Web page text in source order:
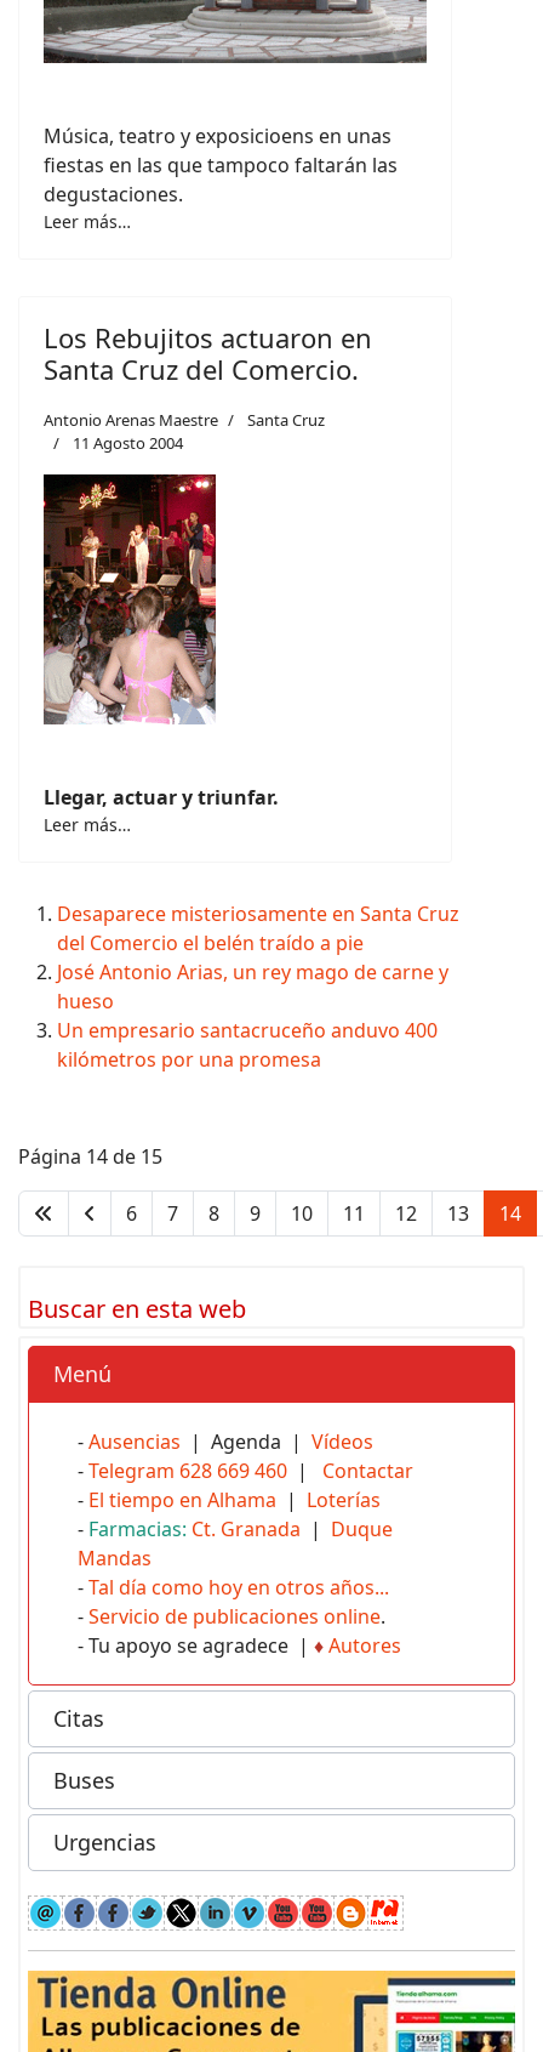
Música, teatro y exposicioens en unas
fiestas en las que tampoco faltarán las
degustaciones.
Leer más…
Los Rebujitos actuaron en
Santa Cruz del Comercio.
Antonio Arenas Maestre
Santa Cruz
11 Agosto 2004
Llegar, actuar y triunfar.
Leer más…
Desaparece misteriosamente en Santa Cruz
del Comercio el belén traído a pie
José Antonio Arias, un rey mago de carne y
hueso
Un empresario santacruceño anduvo 400
kilómetros por una promesa
Página 14 de 15
6 7 8 9 10 11 12 13 14
Buscar en esta web
Menú
-Ausencias | Agenda | Vídeos
-Telegram 628 669 460 | Contactar
- El tiempo en Alhama | Loterías
- Farmacias: Ct. Granada | Duque
Mandas
-Tal día como hoy en otros años...
-Servicio de publicaciones online.
- Tu apoyo se agradece | ♦Autores
Citas
Buses
Urgencias